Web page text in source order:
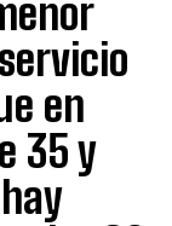
en
35 y